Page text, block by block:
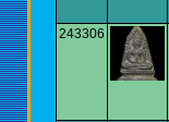
243306